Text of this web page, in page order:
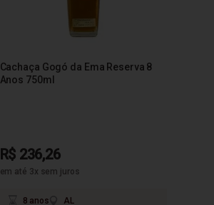
Cachaça Gogó da Ema Reserva 8
Anos 750ml
R$ 236,26
em até 3x sem juros
8 anos AL